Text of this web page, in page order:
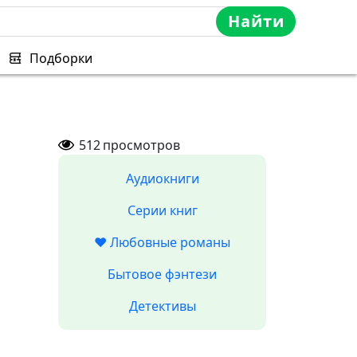
Найти
Подборки
512просмотров
Аудиокниги
Серии книг
❤️ Любовные романы
Бытовое фэнтези
Детективы